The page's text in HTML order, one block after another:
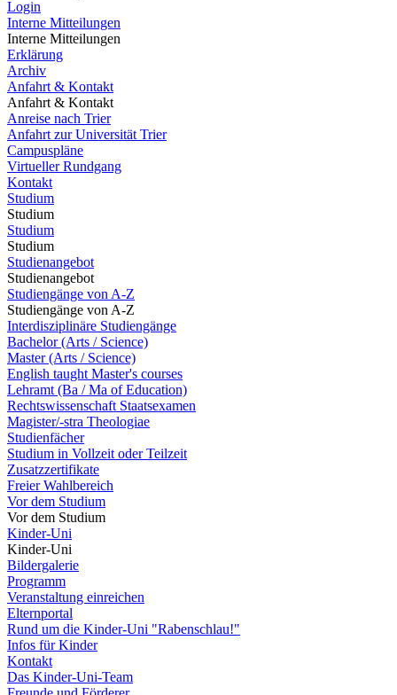
Login
Interne Mitteilungen
Interne Mitteilungen
Erklärung
Archiv
Anfahrt & Kontakt
Anfahrt & Kontakt
Anreise nach Trier
Anfahrt zur Universität Trier
Campuspläne
Virtueller Rundgang
Kontakt
Studium
Studium
Studium
Studium
Studienangebot
Studienangebot
Studiengänge von A-Z
Studiengänge von A-Z
Interdisziplinäre Studiengänge
Bachelor (Arts / Science)
Master (Arts / Science)
English taught Master's courses
Lehramt (Ba / Ma of Education)
Rechtswissenschaft Staatsexamen
Magister/-stra Theologiae
Studienfächer
Studium in Vollzeit oder Teilzeit
Zusatzzertifikate
Freier Wahlbereich
Vor dem Studium
Vor dem Studium
Kinder-Uni
Kinder-Uni
Bildergalerie
Programm
Veranstaltung einreichen
Elternportal
Rund um die Kinder-Uni "Rabenschlau!"
Infos für Kinder
Kontakt
Das Kinder-Uni-Team